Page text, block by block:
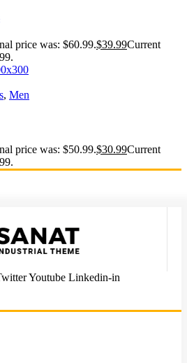
price was: $60.99.$39.99Current
, Men
price was: $50.99.$30.99Current
Youtube Linkedin-in